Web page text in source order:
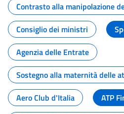
Contrasto alla manipolazione
Consiglio dei ministri
Agenzia delle Entrate
Sostegno alla maternità delle
Aero Club d'Italia
ATP